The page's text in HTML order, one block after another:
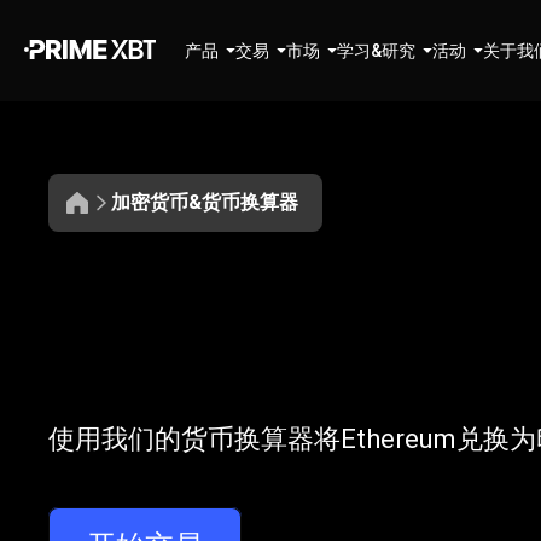
产品 交易 市场 学习&研究 活动 关于我
加密货币&货币换算器
ETH
换
将 ETH 换算为
使用我们的货币换算器将Ethereum兑换